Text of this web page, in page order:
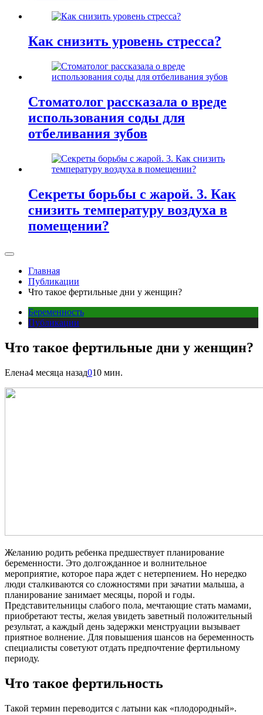
Как снизить уровень стресса?
Стоматолог рассказала о вреде
использования соды для
отбеливания зубов
Секреты борьбы с жарой. 3. Как
снизить температуру воздуха в
помещении?
Главная
Публикации
Что такое фертильные дни у женщин?
Беременность
Публикации
Что такое фертильные дни у женщин?
Елена4 месяца назад010 мин.
Желанию родить ребенка предшествует планирование
беременности. Это долгожданное и волнительное
мероприятие, которое пара ждет с нетерпением. Но нередко
люди сталкиваются со сложностями при зачатии малыша, а
планирование занимает месяцы, порой и годы.
Представительницы слабого пола, мечтающие стать мамами,
приобретают тесты, желая увидеть заветный положительный
результат, а каждый день задержки менструации вызывает
приятное волнение. Для повышения шансов на беременность
специалисты советуют отдать предпочтение фертильному
периоду.
Что такое фертильность
Такой термин переводится с латыни как «плодородный».